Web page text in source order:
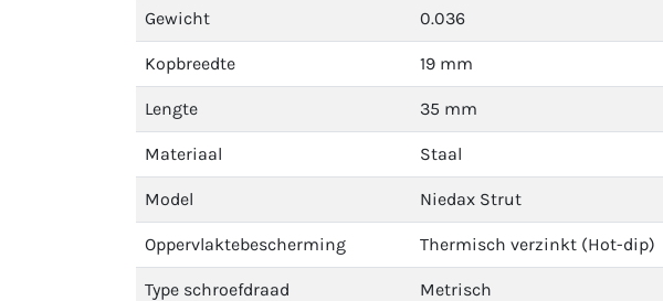
Gewicht 0.036
Kopbreedte 19 mm
Lengte 35 mm
Materiaal Staal
Model Niedax Strut
Oppervlaktebescherming Thermisch verzinkt (Hot-dip)
Type schroefdraad Metrisch